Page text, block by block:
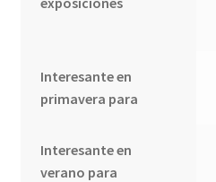
Interesante en
primavera para
Interesante en
verano para